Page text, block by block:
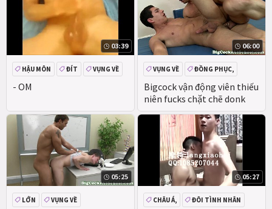
03:39
- OM
HẬU MÔN ĐÍT VỤNG VỀ
06:00
Bigcock vận động viên thiếu
niên fucks chặt chẽ donk
VỤNG VỀ ĐỒNG PHỤC,
05:25
LỚN VỤNG VỀ
05:27
CHÂU Á,
ĐÔI TÌNH NHÂN